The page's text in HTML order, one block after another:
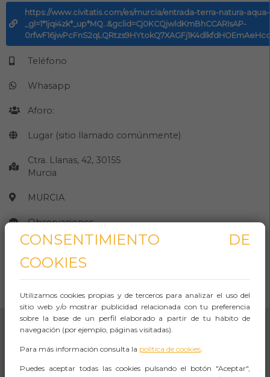
https://www.civitatis.com/es/murcia/entrada-terra-natura-
_gl=1*1jqi4zk*_up*MQ..&gclid=Cj0KCQjwldKmBhCCARIsAP-
Teléfono
Whasapp
Aforo:
Lugar (sitio llamado comúnmente)
Ctra. Llanas, 42, 30155
Murcia
MURCIA
Observaciones
CÓMO LLEGAR
Abrir Navegación
CONSENTIMIENTO DE
COOKIES
Utilizamos cookies propias y de terceros para analizar el uso del
sitio web y/o mostrar publicidad relacionada con tu preferencia
sobre la base de un perfil elaborado a partir de tu hábito de
navegación (por ejemplo, páginas visitadas).
Para más información consulta la política de cookies.
Puedes aceptar todas las cookies pulsando el botón "Aceptar",